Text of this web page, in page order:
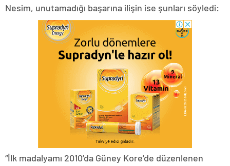
Nesim, unutamadığı başarına ilişin ise şunları söyledi:
“İlk madalyamı 2010’da Güney Kore’de düzenlenen